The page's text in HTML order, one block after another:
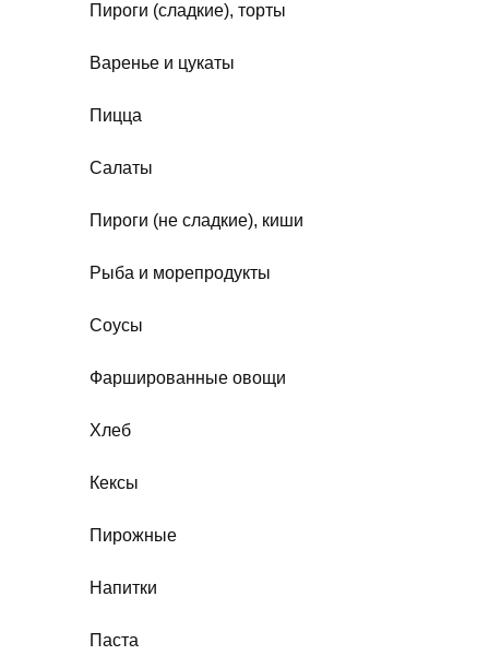
Пироги (сладкие), торты
Варенье и цукаты
Пицца
Салаты
Пироги (не сладкие), киши
Рыба и морепродукты
Соусы
Фаршированные овощи
Хлеб
Кексы
Пирожные
Напитки
Паста